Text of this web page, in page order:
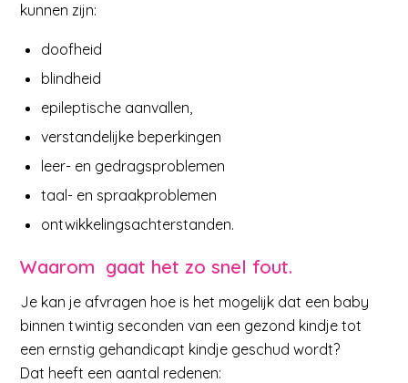
kunnen zijn:
doofheid
blindheid
epileptische aanvallen,
verstandelijke beperkingen
leer- en gedragsproblemen
taal- en spraakproblemen
ontwikkelingsachterstanden.
Waarom gaat het zo snel fout.
Je kan je afvragen hoe is het mogelijk dat een baby
binnen twintig seconden van een gezond kindje tot
een ernstig gehandicapt kindje geschud wordt?
Dat heeft een aantal redenen: